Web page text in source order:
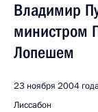
Владимир
министром
Лопешем
23 ноября 2004
Лиссабон